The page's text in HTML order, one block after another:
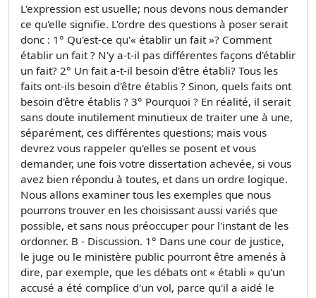
L'expression est usuelle; nous devons nous demander
ce qu'elle signifie. L'ordre des questions à poser serait
donc : 1° Qu'est-ce qu'« établir un fait »? Comment
établir un fait ? N'y a-t-il pas différentes façons d'établir
un fait? 2° Un fait a-t-il besoin d'être établi? Tous les
faits ont-ils besoin d'être établis ? Sinon, quels faits ont
besoin d'être établis ? 3° Pourquoi ? En réalité, il serait
sans doute inutilement minutieux de traiter une à une,
séparément, ces différentes questions; mais vous
devrez vous rappeler qu'elles se posent et vous
demander, une fois votre dissertation achevée, si vous
avez bien répondu à toutes, et dans un ordre logique.
Nous allons examiner tous les exemples que nous
pourrons trouver en les choisissant aussi variés que
possible, et sans nous préoccuper pour l'instant de les
ordonner. B - Discussion. 1° Dans une cour de justice,
le juge ou le ministère public pourront être amenés à
dire, par exemple, que les débats ont « établi » qu'un
accusé a été complice d'un vol, parce qu'il a aidé le